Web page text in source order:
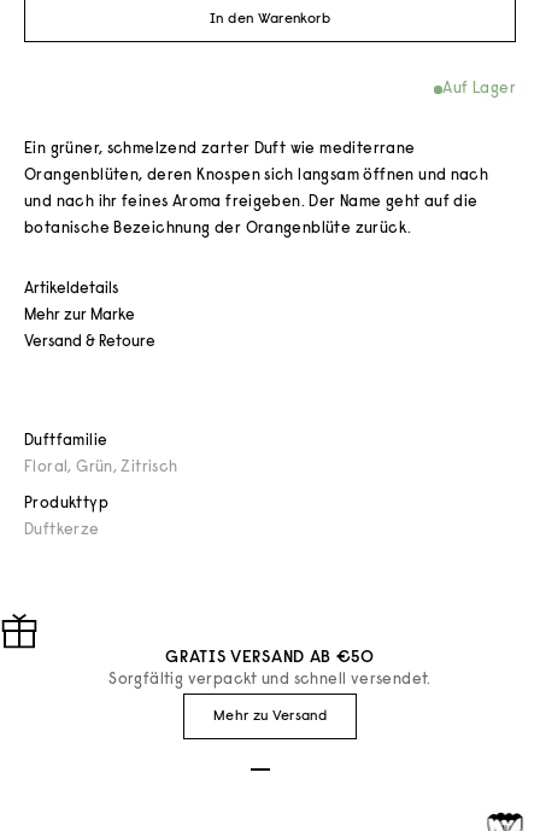
Duftfamilie
Floral,Grün,Zitrisch
Produkttyp
Duftkerze
In den Warenkorb
Auf Lager
Ein grüner, schmelzend zarter Duft wie mediterrane
Orangenblüten, deren Knospen sich langsam öffnen und nach
und nach ihr feines Aroma freigeben. Der Name geht auf die
botanische Bezeichnung der Orangenblüte zurück.
Artikeldetails
Mehr zur Marke
Versand & Retoure
GRATIS VERSAND AB €50
Sorgfältig verpackt und schnell versendet.
Mehr zu Versand